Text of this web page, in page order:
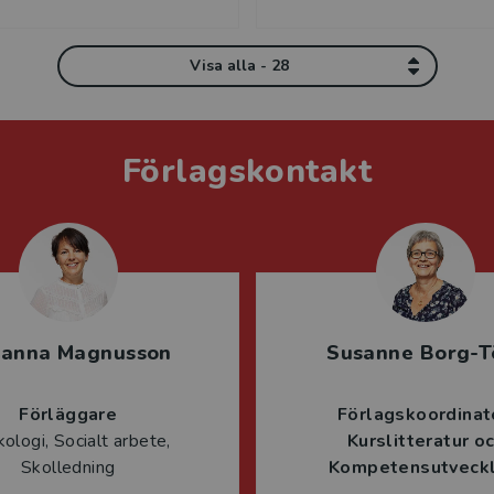
Visa alla - 28
Förlagskontakt
Magnusson
Förläggare
Socialt arbete,
Skolledning
Susanne Borg-
Kurslitteratur